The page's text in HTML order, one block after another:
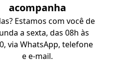
acompanha
Estamos com você de
a sexta, das 08h às
via WhatsApp, telefone
e e-mail.